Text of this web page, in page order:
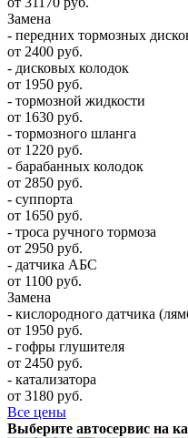
Замена
- передних тормозных
от 2400 руб.
- дисковых колодок
от 1950 руб.
- тормозной жидкости
от 1630 руб.
- тормозного шланга
от 1220 руб.
- барабанных колодок
от 2850 руб.
- суппорта
от 1650 руб.
- троса ручного тормоза
от 2950 руб.
- датчика АБС
от 1100 руб.
Замена
- кислородного датчика
от 1950 руб.
- гофры глушителя
от 2450 руб.
- катализатора
от 3180 руб.
Все цены
Выберите автосервис на